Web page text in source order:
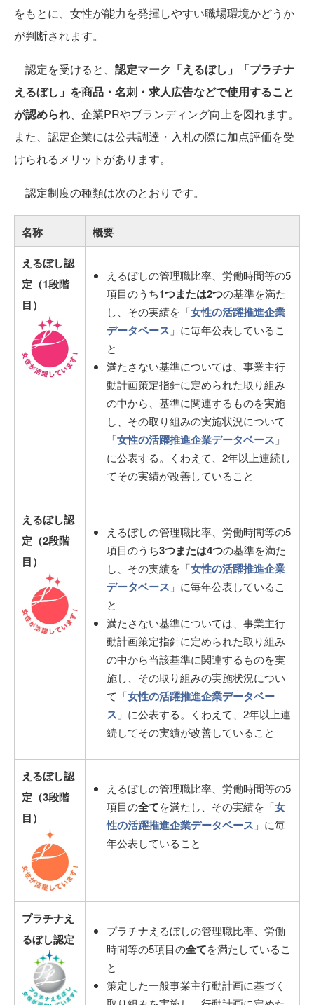
をもとに、女性が能力を発揮しやすい職場環境かどうか
が判断されます。
認定を受けると、 認定マーク「えるぼし」「プラチナ
えるぼし」を商品・名刺・求人広告などで使用すること
が認められ、企業PRやブランディング向上を図れます。
また、認定企業には公共調達・入札の際に加点評価を受
けられるメリットがあります。
認定制度の種類は次のとおりです。
名称
概要
えるぼし認
定（1段階
目）
えるぼしの管理職比率、労働時間等の5
項目のうち1つまたは2つの基準を満た
し、その実績を「女性の活躍推進企業
データベース 」に毎年公表しているこ
と
満たさない基準については、事業主行
動計画策定指針に定められた取り組み
の中から、基準に関連するものを実施
し、その取り組みの実施状況について
「女性の活躍推進企業データベース 」
に公表する。くわえて、2年以上連続し
てその実績が改善していること
えるぼし認
定（2段階
目）
えるぼしの管理職比率、労働時間等の5
項目のうち3つまたは4つの基準を満た
し、その実績を「女性の活躍推進企業
データベース 」に毎年公表しているこ
と
満たさない基準については、事業主行
動計画策定指針に定められた取り組み
の中から当該基準に関連するものを実
施し、その取り組みの実施状況につい
て「女性の活躍推進企業データベー
ス 」に公表する。くわえて、2年以上連
続してその実績が改善していること
えるぼし認
定（3段階
目）
えるぼしの管理職比率、労働時間等の5
項目の全てを満たし、その実績を「女
性の活躍推進企業データベース 」に毎
年公表していること
プラチナえ
るぼし認定
プラチナえるぼしの管理職比率、労働
時間等の5項目の全てを満たしているこ
と
策定した一般事業主行動計画に基づく